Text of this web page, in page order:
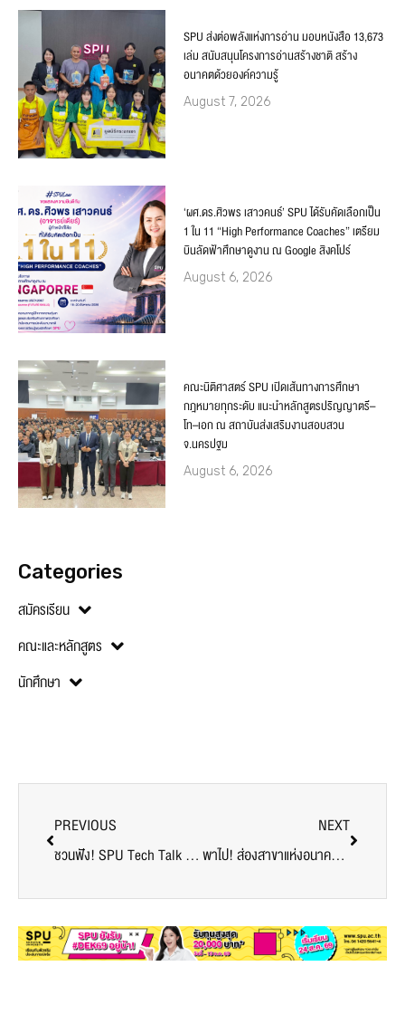
SPU ส่งต่อพลังแห่งการอ่าน มอบหนังสือ 13,673
เล่ม สนับสนุนโครงการอ่านสร้างชาติ สร้าง
อนาคตด้วยองค์ความรู้
August 7, 2026
‘ผศ.ดร.ศิวพร เสาวคนธ์’ SPU ได้รับคัดเลือกเป็น
1 ใน 11 “High Performance Coaches” เตรียม
บินลัดฟ้าศึกษาดูงาน ณ Google สิงคโปร์
August 6, 2026
คณะนิติศาสตร์ SPU เปิดเส้นทางการศึกษา
กฎหมายทุกระดับ แนะนำหลักสูตรปริญญาตรี–
โท–เอก ณ สถาบันส่งเสริมงานสอบสวน
จ.นครปฐม
August 6, 2026
Categories
สมัครเรียน
คณะและหลักสูตร
นักศึกษา
PREVIOUS
ชวนฟัง! SPU Tech Talk Season 7 #3 “Startup Horganice ระบบบริหารหอพักออนไลน์ ประหยัดเวลา ลดต้นทุน และเพิ่มกำไรให้ธุรกิจหอพัก”
NEXT
พาไป! ส่องสาขาแห่งอนาคต 4 ปี DEK วิศวะคอม SPU เรียนอะไรกัน?